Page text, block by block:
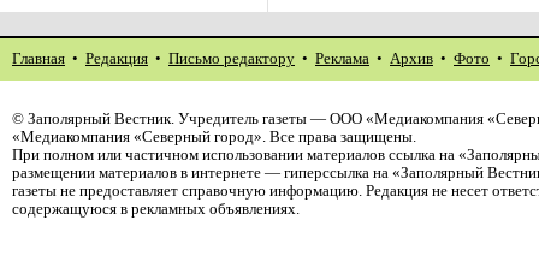
Главная • Редакция • Письмо редактору • Реклама • Архив • Фото •
© Заполярный Вестник. Учредитель газеты — ООО «Медиакомпания
«Медиакомпания «Северный город». Все права защищены.
При полном или частичном использовании материалов ссылка на
размещении материалов в интернете — гиперссылка на «Заполярный
газеты не предоставляет справочную информацию. Редакция не несет
содержащуюся в рекламных объявлениях.